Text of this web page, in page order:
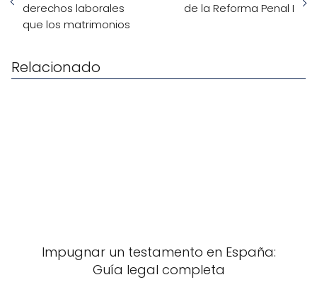
derechos laborales
que los matrimonios
de la Reforma Penal I
Relacionado
Impugnar un testamento en España:
Guía legal completa